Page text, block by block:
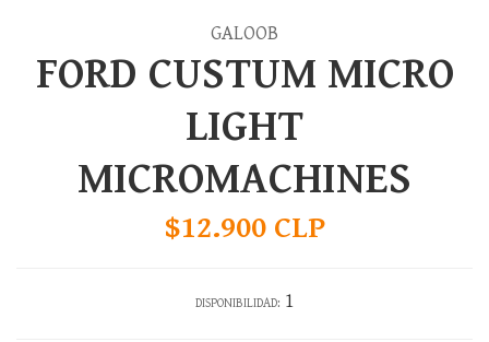
GALOOB
FORD CUSTUM MICRO
LIGHT
MICROMACHINES
$12.900 CLP
DISPONIBILIDAD: 1